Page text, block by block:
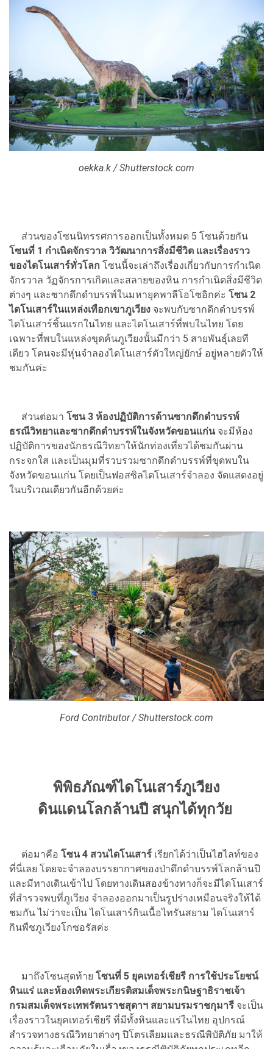
oekka.k / Shutterstock.com
ส่วนของโซนนิทรรศการออกเป็นทั้งหมด 5 โซนด้วยกัน
โซนที่ 1 กำเนิดจักรวาล วิวัฒนาการสิ่งมีชีวิต และเรื่องราว
ของไดโนเสาร์ทั่วโลก โซนนี้จะเล่าถึงเรื่องเกี่ยวกับการกำเนิด
จักรวาล วัฏจักรการเกิดและสลายของหิน การกำเนิดสิ่งมีชีวิต
ต่างๆ และซากดึกดำบรรพ์ในมหายุคพาลีโอโซอิกค่ะ โซน 2
ไดโนเสาร์ในแหล่งเทือกเขาภูเวียง จะพบกับซากดึกดำบรรพ์
ไดโนเสาร์ชิ้นแรกในไทย และไดโนเสาร์ที่พบในไทย โดย
เฉพาะที่พบในแหล่งขุดค้นภูเวียงนั้นมีกว่า 5 สายพันธุ์เลยที
เดียว โดนจะมีหุ่นจำลองไดโนเสาร์ตัวใหญ่ยักษ์ อยู่หลายตัวให้
ชมกันค่ะ
ส่วนต่อมา โซน 3 ห้องปฏิบัติการด้านซากดึกดำบรรพ์
ธรณีวิทยาและซากดึกดำบรรพ์ในจังหวัดขอนแก่นจะมีห้อง
ปฏิบัติการของนักธรณีวิทยาให้นักท่องเที่ยวได้ชมกันผ่าน
กระจกใส และเป็นมุมที่รวบรวมซากดึกดำบรรพ์ที่ขุดพบใน
จังหวัดขอนแก่น โดยเป็นฟอสซิลไดโนเสาร์จำลอง จัดแสดงอยู่
ในบริเวณเดียวกันอีกด้วยค่ะ
Ford Contributor / Shutterstock.com
พิพิธภัณฑ์ไดโนเสาร์ภูเวียง
ดินแดนโลกล้านปี สนุกได้ทุกวัย
ต่อมาคือ โซน 4 สวนไดโนเสาร์ เรียกได้ว่าเป็นไฮไลท์ของ
ที่นี่เลย โดยจะจำลองบรรยากาศของป่าดึกดำบรรพ์โลกล้านปี
และมีทางเดินเข้าไป โดยทางเดินสองข้างทางก็จะมีไดโนเสาร์
ที่สำรวจพบที่ภูเวียง จำลองออกมาเป็นรูปร่างเหมือนจริงให้ได้
ชมกัน ไม่ว่าจะเป็น ไดโนเสาร์กินเนื้อไทรันสยาม ไดโนเสาร์
กินพืชภูเวียงโกซอรัสค่ะ
มาถึงโซนสุดท้าย โซนที่ 5 ยุคเทอร์เชียรี การใช้ประโยชน์
หินแร่ และห้องเทิดพระเกียรติสมเด็จพระกนิษฐาธิราชเจ้า
กรมสมเด็จพระเทพรัตนราชสุดาฯ สยามบรมราชกุมารี จะเป็น
เรื่องราวในยุคเทอร์เชียรี ที่มีทั้งหินและแร่ในไทย อุปกรณ์
สำรวจทางธรณีวิทยาต่างๆ ปิโตรเลียมและธรณีพิบัติภัย มาให้